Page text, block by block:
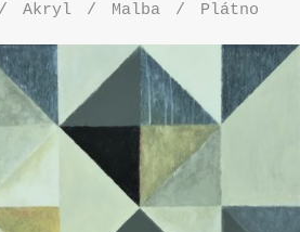
Akryl Malba Plátno